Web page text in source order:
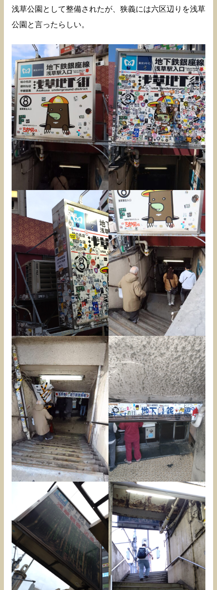
浅草公園として整備されたが、狭義には六区辺りを浅草
公園と言ったらしい。